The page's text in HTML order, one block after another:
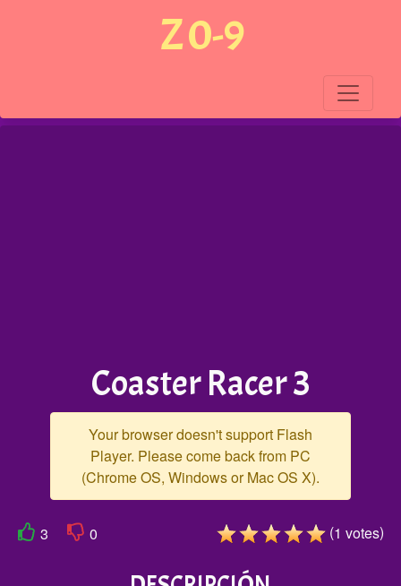
Z0-9
Coaster Racer 3
Your browser doesn't support Flash
Player. Please come back from PC
(Chrome OS, Windows or Mac OS X).
3 0 (1 votes)